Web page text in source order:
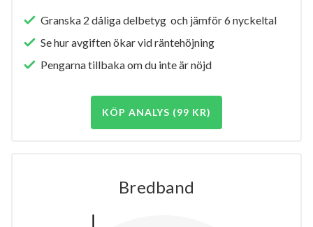
Granska 2 dåliga delbetyg och jämför 6 nyckeltal
Se hur avgiften ökar vid räntehöjning
Pengarna tillbaka om du inte är nöjd
KÖP ANALYS (99 KR)
Bredband